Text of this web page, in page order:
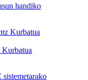
handiko
Kurbatua